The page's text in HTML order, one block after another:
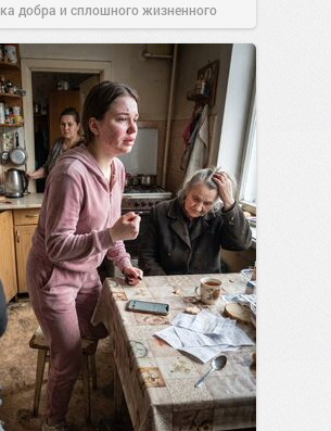
добра и сплошного жизненного
00:2907 авг 2026